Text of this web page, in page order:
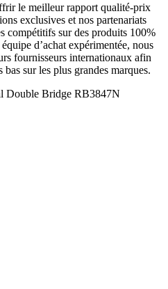
le meilleur rapport qualité-prix
exclusives et nos partenariats
compétitifs sur des produits 100%
d’achat expérimentée, nous
fournisseurs internationaux afin
sur les plus grandes marques.
Double Bridge RB3847N